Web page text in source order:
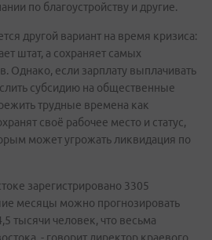
по благоустройству и другие.
другой вариант на время кризиса:
штат, а сохраняет самых
Однако, если зарплату выплачивать
субсидию на общественные
трудные времена как
своё рабочее место и статус,
может угрожать ликвидация по
зарегистрировано 3305
месяцы можно прогнозировать
тысячи человек, что весьма